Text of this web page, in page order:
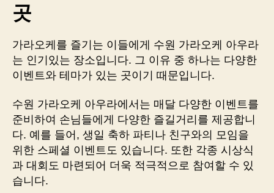
곳
가라오케를 즐기는 이들에게 수원 가라오케 아우라
는 인기있는 장소입니다. 그 이유 중 하나는 다양한
이벤트와 테마가 있는 곳이기 때문입니다.
수원 가라오케 아우라에서는 매달 다양한 이벤트를
준비하여 손님들에게 다양한 즐길거리를 제공합니
다. 예를 들어, 생일 축하 파티나 친구와의 모임을
위한 스페셜 이벤트도 있습니다. 또한 각종 시상식
과 대회도 마련되어 더욱 적극적으로 참여할 수 있
습니다.